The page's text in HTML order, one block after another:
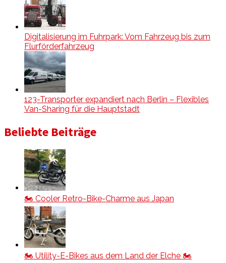
Digitalisierung im Fuhrpark: Vom Fahrzeug bis zum
Flurförderfahrzeug
123-Transporter expandiert nach Berlin – Flexibles
Van-Sharing für die Hauptstadt
Beliebte Beiträge
🏍️ Cooler Retro-Bike-Charme aus Japan
🏍️ Utility-E-Bikes aus dem Land der Elche 🏍️